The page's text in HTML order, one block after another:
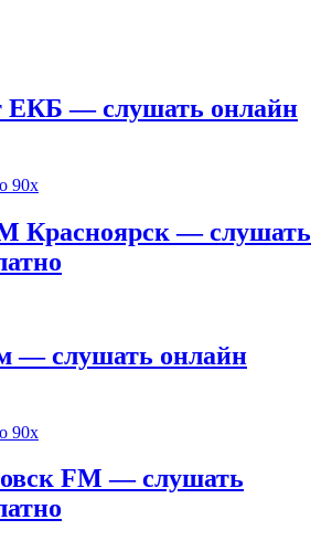
ЕКБ — слушать онлайн
90х
Красноярск — слушать
— слушать онлайн
90х
FM — слушать